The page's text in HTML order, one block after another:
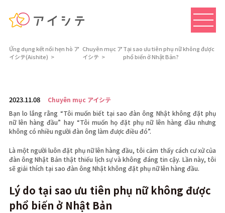
Ứng dụng kết nối hẹn hò ア
イシテ(Aishite)
Chuyên mục ア
イシテ
Tại sao ưu tiên phụ nữ không được
phổ biến ở Nhật Bản?
2023.11.08
Chuyên mục アイシテ
Bạn lo lắng rằng “Tôi muốn biết tại sao đàn ông Nhật không đặt phụ
nữ lên hàng đầu” hay “Tôi muốn họ đặt phụ nữ lên hàng đầu nhưng
không có nhiều người đàn ông làm được điều đó”.
Là một người luôn đặt phụ nữ lên hàng đầu, tôi cảm thấy cách cư xử của
đàn ông Nhật Bản thật thiếu lịch sự và không đáng tin cậy. Lần này, tôi
sẽ giải thích tại sao đàn ông Nhật không đặt phụ nữ lên hàng đầu.
Lý do tại sao ưu tiên phụ nữ không được
phổ biến ở Nhật Bản